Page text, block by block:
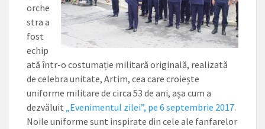
orche
stra a
fost
echip
ată într-o costumație militară originală, realizată
de celebra unitate, Artim, cea care croiește
uniforme militare de circa 53 de ani, așa cum a
dezvăluit „Evenimentul zilei”, pe 6 septembrie 2017.
Noile uniforme sunt inspirate din cele ale fanfarelor